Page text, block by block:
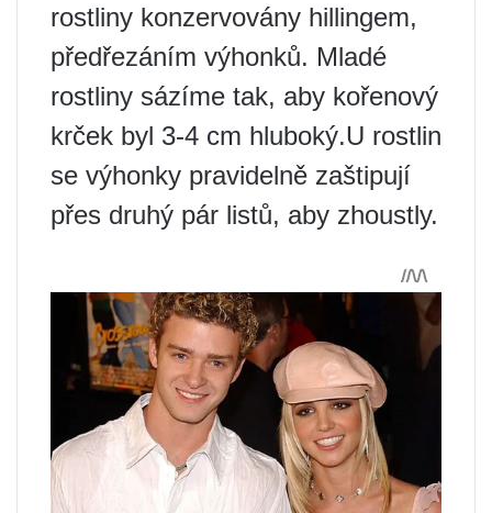
rostliny konzervovány hillingem,
předřezáním výhonků. Mladé
rostliny sázíme tak, aby kořenový
krček byl 3-4 cm hluboký.U rostlin
se výhonky pravidelně zaštipují
přes druhý pár listů, aby zhoustly.